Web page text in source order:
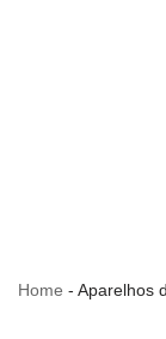
Home - Aparelhos